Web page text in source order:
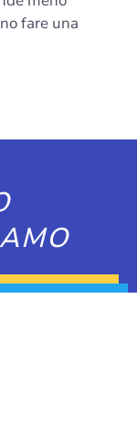
fare una